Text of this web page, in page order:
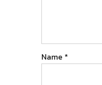
Name *